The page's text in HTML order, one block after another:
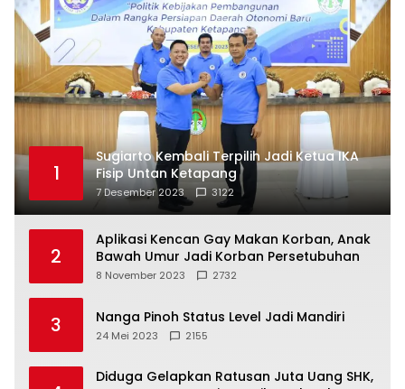
1
Sugiarto Kembali Terpilih Jadi Ketua IKA
Fisip Untan Ketapang
7 Desember 2023 3122
2
Aplikasi Kencan Gay Makan Korban, Anak
Bawah Umur Jadi Korban Persetubuhan
8 November 2023 2732
3 Nanga Pinoh Status Level Jadi Mandiri
24 Mei 2023 2155
Diduga Gelapkan Ratusan Juta Uang SHK,